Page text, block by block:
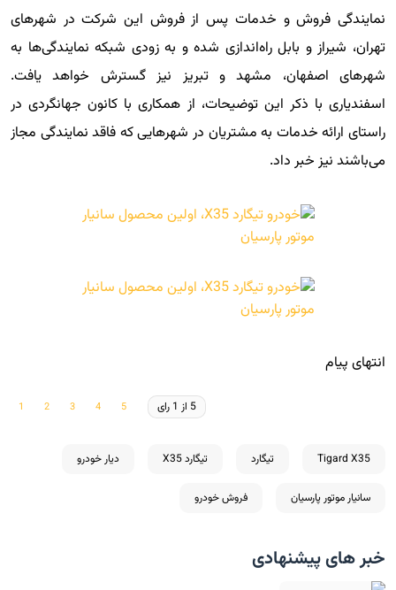
نمایندگی فروش و خدمات پس از فروش این شرکت در شهرهای
تهران، شیراز و بابل راه‌اندازی شده و به زودی شبکه نمایندگی‌ها به
شهرهای اصفهان، مشهد و تبریز نیز گسترش خواهد یافت.
اسفندیاری با ذکر این توضیحات، از همکاری با کانون جهانگردی در
راستای ارائه خدمات به مشتریان در شهرهایی که فاقد نمایندگی مجاز
می‌باشند نیز خبر داد.
انتهای پیام
5 از 1 رای
Tigard X35 تیگارد تیگارد X35 دیار خودرو
سانیار موتور پارسیان فروش خودرو
خبر های پیشنهادی